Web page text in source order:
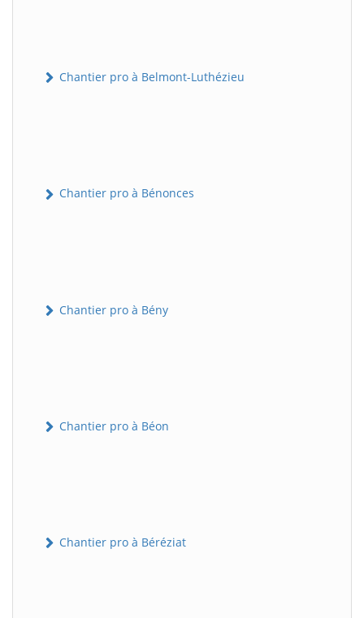
Chantier pro à Belmont-Luthézieu
Chantier pro à Bénonces
Chantier pro à Bény
Chantier pro à Béon
Chantier pro à Béréziat